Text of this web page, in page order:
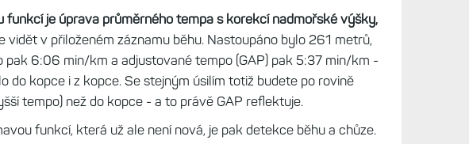
funkcí je úprava průměrného tempa s korekcí nadmořské výšky,
vidět v přiloženém záznamu běhu. Nastoupáno bylo 261 metrů,
pak 6:06 min/km a adjustované tempo (GAP) pak 5:37 min/km -
do kopce i z kopce. Se stejným úsilím totiž budete po rovině
tempo) než do kopce - a to právě GAP reflektuje.
funkcí, která už ale není nová, je pak detekce běhu a chůze.